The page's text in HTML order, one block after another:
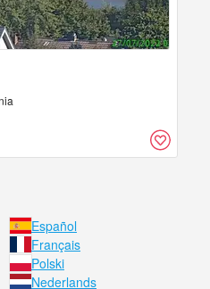
Español
Français
Polski
Nederlands